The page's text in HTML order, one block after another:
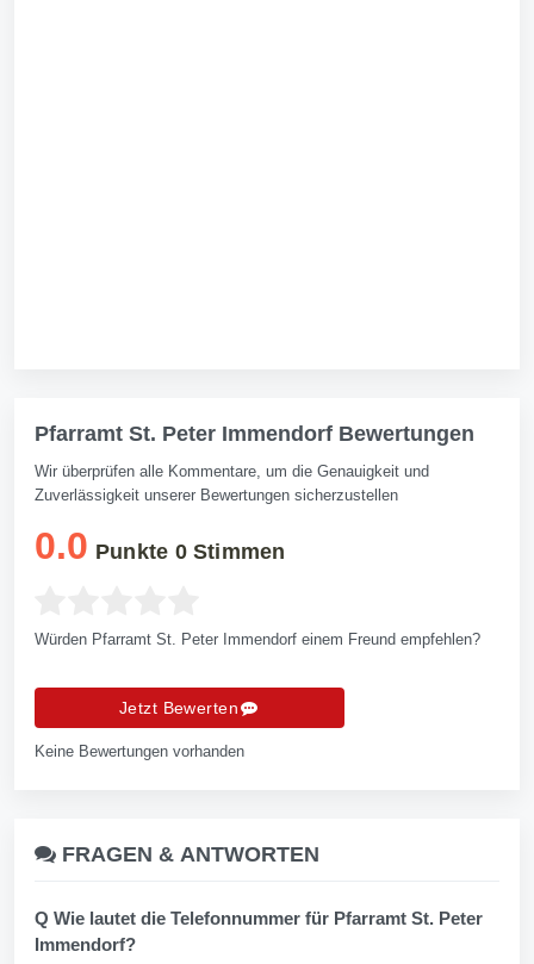
Pfarramt St. Peter Immendorf Bewertungen
Wir überprüfen alle Kommentare, um die Genauigkeit und
Zuverlässigkeit unserer Bewertungen sicherzustellen
0.0 Punkte 0Stimmen
Würden Pfarramt St. Peter Immendorf einem Freund empfehlen?
Jetzt Bewerten
Keine Bewertungen vorhanden
FRAGEN & ANTWORTEN
Q Wie lautet die Telefonnummer für Pfarramt St. Peter
Immendorf?